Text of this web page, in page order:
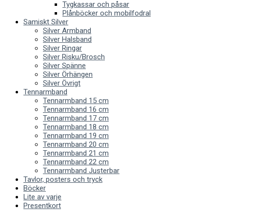
Tygkassar och påsar
Plånböcker och mobilfodral
Samiskt Silver
Silver Armband
Silver Halsband
Silver Ringar
Silver Risku/Brosch
Silver Spänne
Silver Örhängen
Silver Övrigt
Tennarmband
Tennarmband 15 cm
Tennarmband 16 cm
Tennarmband 17 cm
Tennarmband 18 cm
Tennarmband 19 cm
Tennarmband 20 cm
Tennarmband 21 cm
Tennarmband 22 cm
Tennarmband Justerbar
Tavlor, posters och tryck
Böcker
Lite av varje
Presentkort